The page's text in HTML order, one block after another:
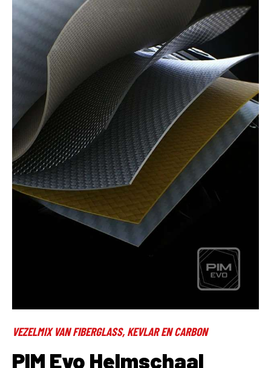
VEZELMIX VAN FIBERGLASS, KEVLAR EN CARBON
PIM Evo Helmschaal